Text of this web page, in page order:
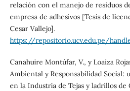
relación con el manejo de residuos
empresa de adhesivos [Tesis de
Cesar Vallejo].
https://repositorio.ucv.edu.pe/
Canahuire Montúfar, V., y Loaiza
Ambiental y Responsabilidad Social:
en la Industria de Tejas y ladrillos de